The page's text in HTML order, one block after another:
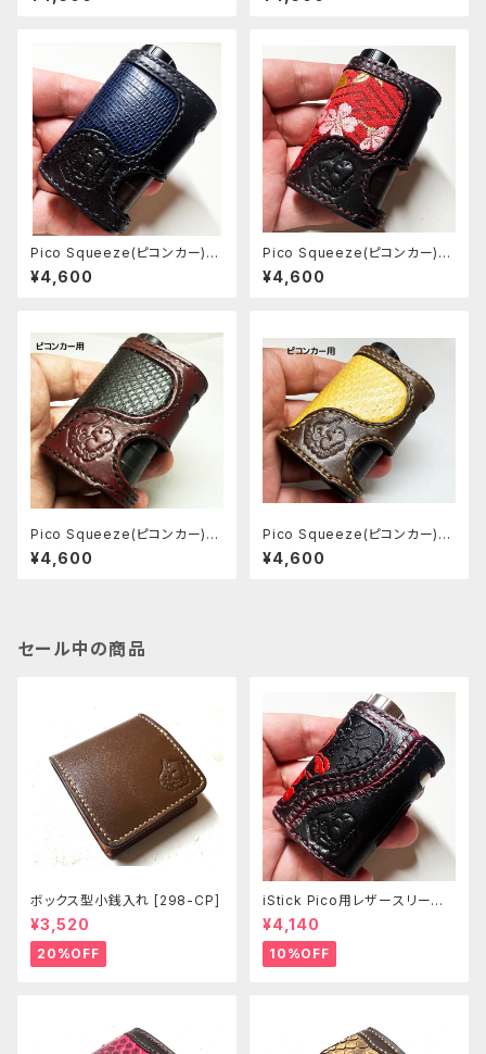
Pico Squeeze(ピコンカー)用
レザースリーブ [383-ps]
¥4,600
Pico Squeeze(ピコンカー)用
レザースリーブ [382-ps]
¥4,600
Pico Squeeze(ピコンカー)用
レザースリーブ [126-ps]
¥4,600
Pico Squeeze(ピコンカー)用
レザースリーブ [134-ps]
¥4,600
セール中の商品
ボックス型小銭入れ [298-CP]
¥3,520
20%OFF
iStick Pico用レザースリーブ
[381-pc]
¥4,140
10%OFF